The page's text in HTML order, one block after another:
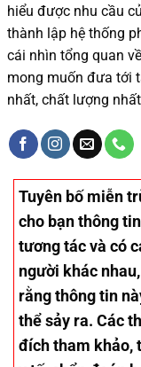
hiểu được nhu cầu
thành lập hệ thống
cái nhìn tổng quan
mong muốn đưa tới
nhất, chất lượng
Tuyên bố miễn
cho bạn thông
tương tác và có
người khác
rằng thông tin
thể sảy ra. Các
đích tham khảo,